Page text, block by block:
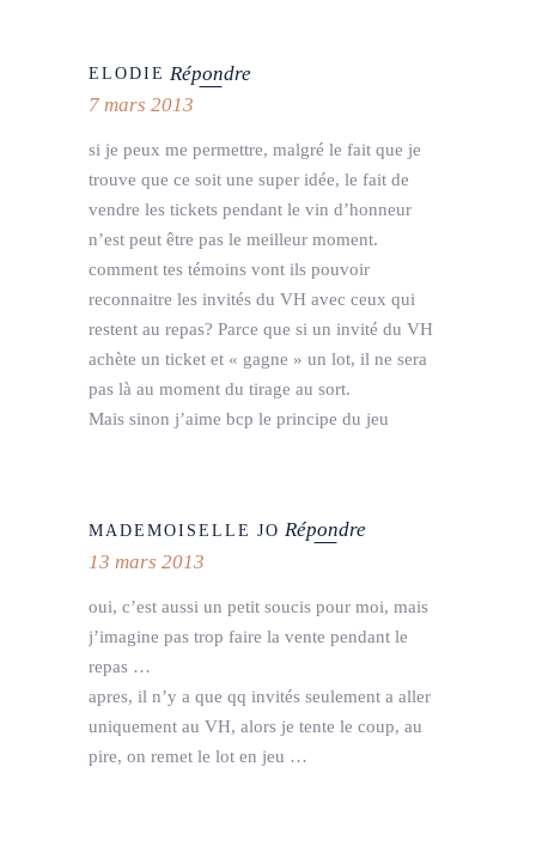
ELODIE Répondre
7 mars 2013
si je peux me permettre, malgré le fait que je
trouve que ce soit une super idée, le fait de
vendre les tickets pendant le vin d’honneur
n’est peut être pas le meilleur moment.
comment tes témoins vont ils pouvoir
reconnaitre les invités du VH avec ceux qui
restent au repas? Parce que si un invité du VH
achète un ticket et « gagne » un lot, il ne sera
pas là au moment du tirage au sort.
Mais sinon j’aime bcp le principe du jeu
MADEMOISELLE JO Répondre
13 mars 2013
oui, c’est aussi un petit soucis pour moi, mais
j’imagine pas trop faire la vente pendant le
repas …
apres, il n’y a que qq invités seulement a aller
uniquement au VH, alors je tente le coup, au
pire, on remet le lot en jeu …